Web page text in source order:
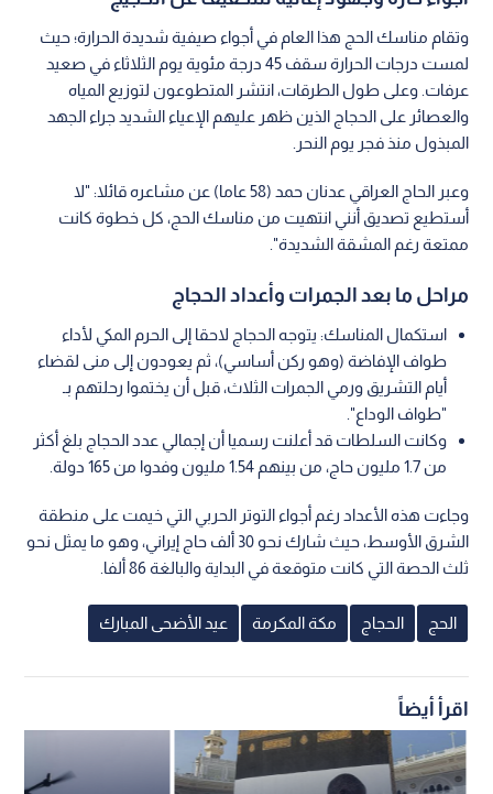
وتقام مناسك الحج هذا العام في أجواء صيفية شديدة الحرارة؛ حيث
لمست درجات الحرارة سقف 45 درجة مئوية يوم الثلاثاء في صعيد
عرفات. وعلى طول الطرقات، انتشر المتطوعون لتوزيع المياه
والعصائر على الحجاج الذين ظهر عليهم الإعياء الشديد جراء الجهد
المبذول منذ فجر يوم النحر.
وعبر الحاج العراقي عدنان حمد (58 عاما) عن مشاعره قائلا: "لا
أستطيع تصديق أنني انتهيت من مناسك الحج، كل خطوة كانت
ممتعة رغم المشقة الشديدة".
مراحل ما بعد الجمرات وأعداد الحجاج
استكمال المناسك: يتوجه الحجاج لاحقا إلى الحرم المكي لأداء
طواف الإفاضة (وهو ركن أساسي)، ثم يعودون إلى منى لقضاء
أيام التشريق ورمي الجمرات الثلاث، قبل أن يختموا رحلتهم بـ
"طواف الوداع".
وكانت السلطات قد أعلنت رسميا أن إجمالي عدد الحجاج بلغ أكثر
من 1.7 مليون حاج، من بينهم 1.54 مليون وفدوا من 165 دولة.
وجاءت هذه الأعداد رغم أجواء التوتر الحربي التي خيمت على منطقة
الشرق الأوسط، حيث شارك نحو 30 ألف حاج إيراني، وهو ما يمثل نحو
ثلث الحصة التي كانت متوقعة في البداية والبالغة 86 ألفا.
الحج الحجاج مكة المكرمة عيد الأضحى المبارك
اقرأ أيضاً